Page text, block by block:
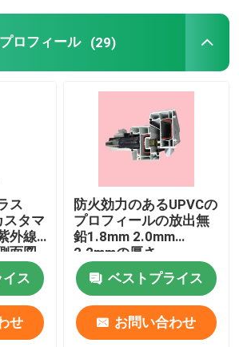
さい
さい
ロフィール (29)
ス
スタマ
外線
面図
ス
せ
防火効力のあるUPVCの
プロフィールの放出無
鉛1.8mm 2.0mm
2.2mmの厚さ
ベストプライス
お問い合わせ